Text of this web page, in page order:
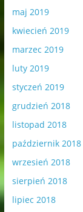
maj 2019
kwiecień 2019
marzec 2019
luty 2019
styczeń 2019
grudzień 2018
listopad 2018
październik 2018
wrzesień 2018
sierpień 2018
lipiec 2018